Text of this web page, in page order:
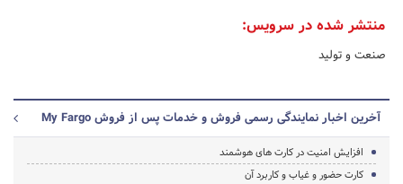
منتشر شده در سرویس:
صنعت و تولید
آخرین اخبار نمایندگی رسمی فروش و خدمات پس از فروش My Fargo
افزایش امنیت در کارت های هوشمند
کارت حضور و غیاب و کاربرد آن